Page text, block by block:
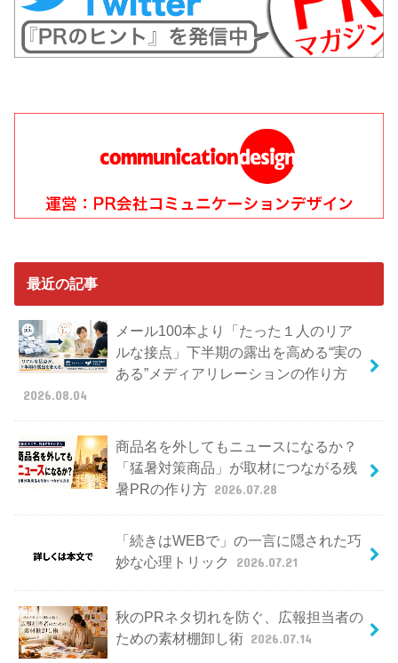
最近の記事
メール100本より「たった１人のリア
ルな接点」下半期の露出を高める“実の
ある”メディアリレーションの作り方
2026.08.04
商品名を外してもニュースになるか？
「猛暑対策商品」が取材につながる残
暑PRの作り方 2026.07.28
「続きはWEBで」の一言に隠された巧
妙な心理トリック
2026.07.21
秋のPRネタ切れを防ぐ、広報担当者の
ための素材棚卸し術 2026.07.14